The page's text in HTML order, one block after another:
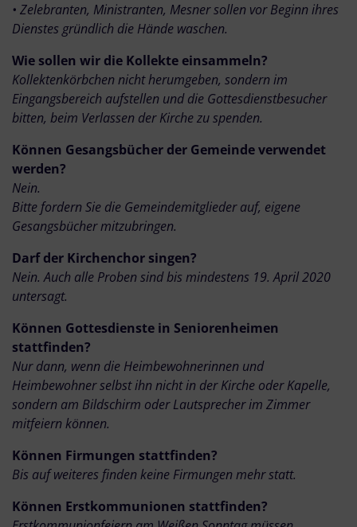
• Zelebranten, Ministranten, Mesner sollen vor Beginn ihres
Dienstes gründlich die Hände waschen.
Wie sollen wir die Kollekte einsammeln?
Kollektenkörbchen nicht herumgeben, sondern im
Eingangsbereich aufstellen und die Gottesdienstbesucher
bitten, beim Verlassen der Kirche zu spenden.
Können Gesangsbücher der Gemeinde verwendet
werden?
Nein.
Bitte fordern Sie die Gemeindemitglieder auf, eigene
Gesangsbücher mitzubringen.
Darf der Kirchenchor singen?
Nein. Auch alle Proben sind bis mindestens 19. April 2020
untersagt.
Können Gottesdienste in Seniorenheimen
stattfinden?
Nur dann, wenn die Heimbewohnerinnen und
Heimbewohner selbst ihn nicht in der Kirche oder Kapelle,
sondern am Bildschirm oder Lautsprecher im Zimmer
mitfeiern können.
Können Firmungen stattfinden?
Bis auf weiteres finden keine Firmungen mehr statt.
Können Erstkommunionen stattfinden?